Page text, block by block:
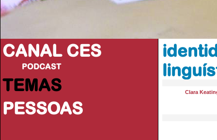
CANAL CES
PODCAST
TEMAS
PESSOAS
Clara